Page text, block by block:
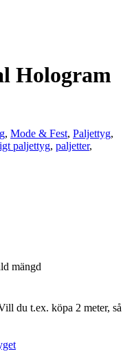
Hologram
, Mode & Fest, Paljettyg,
paljettyg, paljetter,
mängd
du t.ex. köpa 2 meter, så